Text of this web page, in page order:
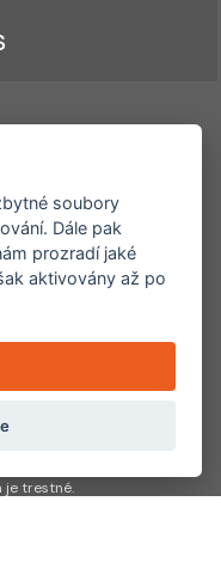
Ordinace roku
Rehabilitační ordinace
2. místo – 2017/2019
s.r.o.
Město – Chodov
obsahu či jeho částí
je trestné.
soubory
Dále pak
prozradí jaké
aktivovány až po